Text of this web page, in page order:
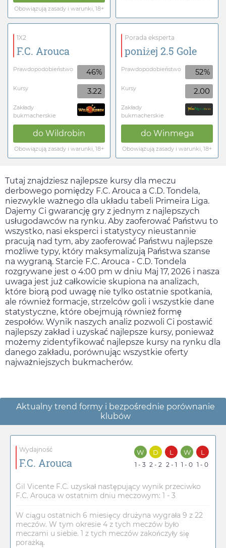
Obowiązują zasady i warunki, 18+
1X2
F.C. Arouca
Prawdopodobieństwo 46%
Kursy 3.22
Zakłady
bukmacherskie
do Wildrobin
Obowiązują zasady i warunki, 18+
Porada eksperta
poniżej 2.5 Gole
Prawdopodobieństwo 52%
Kursy 2.00
Zakłady
bukmacherskie
do Winmega
Obowiązują zasady i warunki, 18+
Tutaj znajdziesz najlepsze kursy dla meczu
derbowego pomiędzy F.C. Arouca a C.D. Tondela,
niezwykle ważnego dla układu tabeli Primeira Liga.
Dajemy Ci gwarancję gry z jednym z najlepszych
usługodawców na rynku. Aby zaoferować Państwu to
wszystko, nasi eksperci i statystycy nieustannie
pracują nad tym, aby zaoferować Państwu najlepsze
możliwe typy, który maksymalizują Państwa szanse
na wygraną. Starcie F.C. Arouca - C.D. Tondela
rozgrywane jest o 4:00 pm w dniu Maj 17, 2026 i nasza
uwaga jest już całkowicie skupiona na analizach,
które biorą pod uwagę nie tylko ostatnie spotkania,
ale również formacje, strzelców goli i wszystkie dane
statystyczne, które obejmują również formę
zespołów. Wynik naszych analiz pozwoli Ci postawić
najlepszy zakład i uzyskać najlepsze kursy, ponieważ
możemy zidentyfikować najlepsze kursy na rynku dla
danego zakładu, porównując wszystkie oferty
najważniejszych bukmacherów.
Aktualny trend formy i bezpośrednie porównanie
klubów
Wydajność
F.C. Arouca
W
1 - 3
D
2 - 2
L
2 - 1
W
1 - 0
L
1 - 0
Gil Vicente F.C. uzyskał następujący wynik przeciwko
F.C. Arouca w ostatnim dniu meczowym: 1 - 3
W ciągu ostatnich 6 miesięcy drużyna wygrała 9 z 22
meczów. W tym okresie 4 z tych meczów było
meczami u siebie. 1 z tych meczów zakończyły się
porażką.